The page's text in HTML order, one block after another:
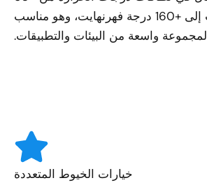
درجة فهرنهايت إلى +160 درجة فهرنهايت، وهو مناسب
لمجموعة واسعة من البيئات والتطبيقات.
خيارات الخيوط المتعددة